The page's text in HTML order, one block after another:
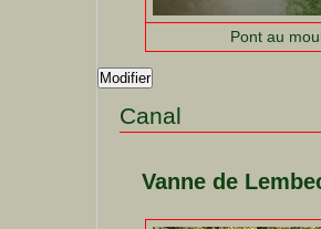
Pont au
Modifier
Canal
Vanne de